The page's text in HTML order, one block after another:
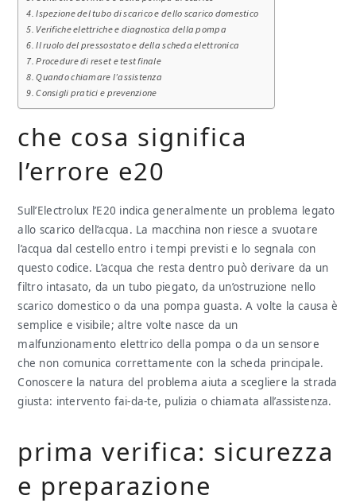
Ispezione del tubo di scarico e dello scarico domestico
Verifiche elettriche e diagnostica della pompa
Il ruolo del pressostato e della scheda elettronica
Procedure di reset e test finale
Quando chiamare l’assistenza
Consigli pratici e prevenzione
che cosa significa
l’errore e20
Sull’Electrolux l’E20 indica generalmente un problema legato
allo scarico dell’acqua. La macchina non riesce a svuotare
l’acqua dal cestello entro i tempi previsti e lo segnala con
questo codice. L’acqua che resta dentro può derivare da un
filtro intasato, da un tubo piegato, da un’ostruzione nello
scarico domestico o da una pompa guasta. A volte la causa è
semplice e visibile; altre volte nasce da un
malfunzionamento elettrico della pompa o da un sensore
che non comunica correttamente con la scheda principale.
Conoscere la natura del problema aiuta a scegliere la strada
giusta: intervento fai-da-te, pulizia o chiamata all’assistenza.
prima verifica: sicurezza
e preparazione